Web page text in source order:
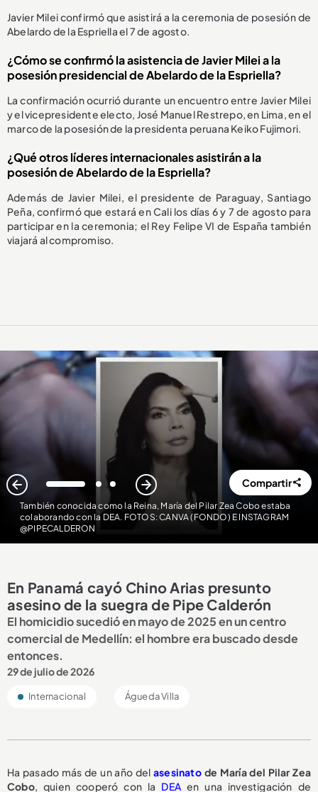
Javier Milei confirmó que asistirá a la ceremonia de posesión de
Abelardo de la Espriella el 7 de agosto.
¿Cómo se confirmó la asistencia de Javier Milei a la
posesión presidencial de Abelardo de la Espriella?
La confirmación ocurrió durante un encuentro entre Javier Milei
y el vicepresidente electo, José Manuel Restrepo, en Lima, en el
marco de la posesión de la presidenta peruana Keiko Fujimori.
¿Qué otros líderes internacionales asistirán a la
posesión de Abelardo de la Espriella?
Además de Javier Milei, el presidente de Paraguay, Santiago
Peña, confirmó que estará en Cali los días 6 y 7 de agosto para
participar en la ceremonia; el Rey Felipe VI de España también
viajará al compromiso.
También conocida como la Reina, María del Pilar Zea Cobo estaba
colaborando con la DEA. FOTOS: CANVA (FONDO) E INSTAGRAM
@PIPECALDERON
1 2 3 Compartir
En Panamá cayó Chino Arias presunto
asesino de la suegra de Pipe Calderón
El homicidio sucedió en mayo de 2025 en un centro
comercial de Medellín: el hombre era buscado desde
entonces.
29 de julio de 2026
Internacional Águeda Villa
Ha pasado más de un año delasesinatode María del Pilar Zea
Cobo, quien cooperó con la DEA en una investigación de